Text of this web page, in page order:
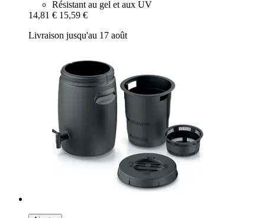
Résistant au gel et aux UV
14,81 € 15,59 €
Livraison jusqu'au 17 août